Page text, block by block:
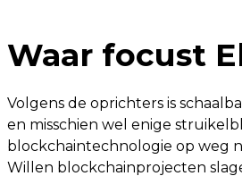
Waar focust
Volgens de oprichters is
en misschien wel enige
blockchaintechnologie op weg
Willen blockchainprojecten